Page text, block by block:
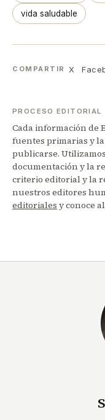
vida saludable
COMPARTIR X
PROCESO EDITORIAL
Cada información de
fuentes primarias y
publicarse.
documentación y la
criterio editorial y la
nuestros editores
editoriales y conoce